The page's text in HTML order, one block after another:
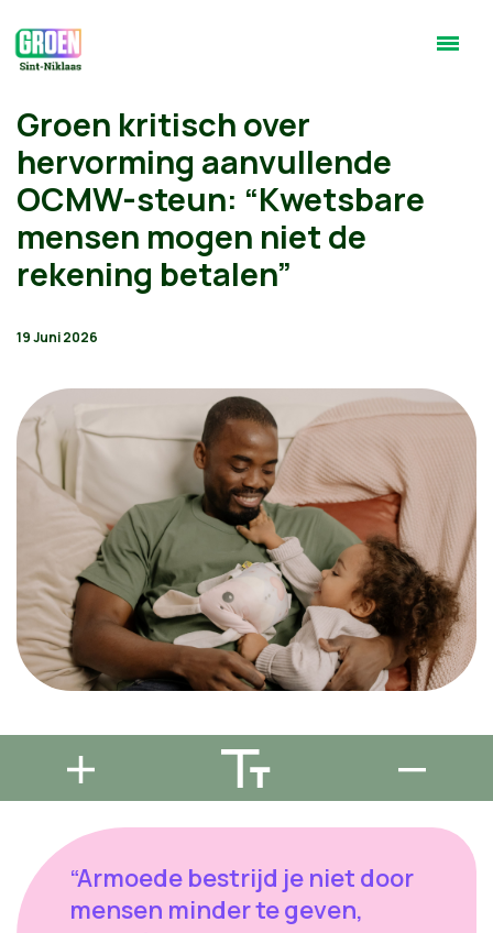
Groen kritisch over
hervorming aanvullende
OCMW-steun: “Kwetsbare
mensen mogen niet de
rekening betalen”
19 Juni 2026
“Armoede bestrijd je niet door
mensen minder te geven,